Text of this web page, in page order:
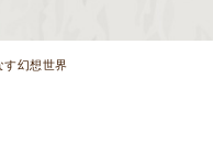
が織りなす幻想世界